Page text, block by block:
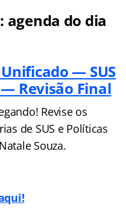
agenda do dia
— SUS
Revisão Final
Revise os
de SUS e Políticas
Souza.